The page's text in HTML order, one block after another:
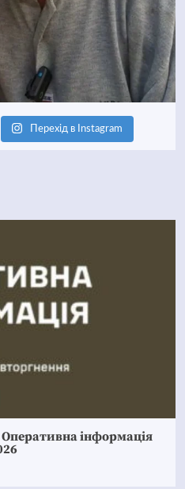
Перехід в Instagram
інформація